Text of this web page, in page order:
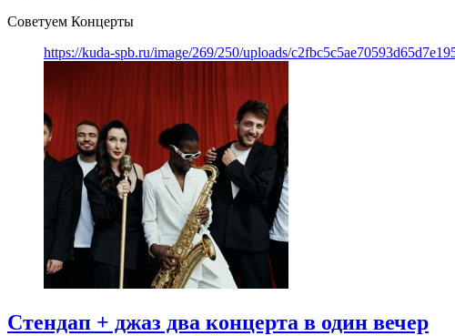
Советуем Концерты
https://kuda-spb.ru/image/269/250/uploads/
Стендап + джаз два концерта в один вечер